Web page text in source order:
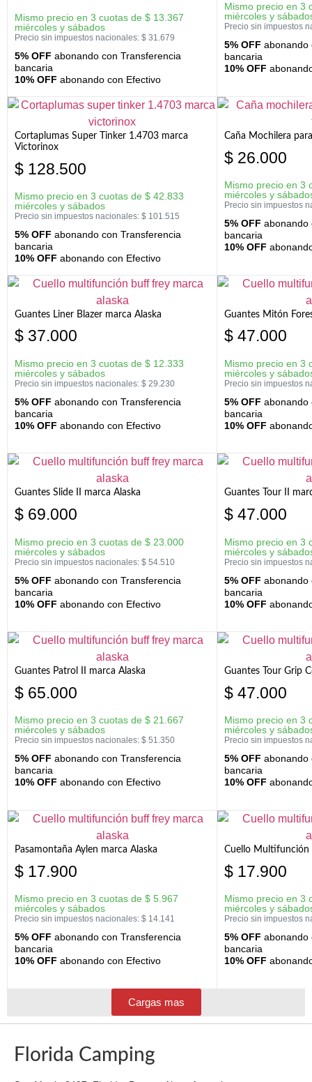
Mismo precio en 3 cuotas de $ 13.367
miércoles y sábados
Precio sin impuestos nacionales: $ 31.679
5% OFF abonando con Transferencia
bancaria
10% OFF abonando con Efectivo
Mismo precio en 3
miércoles y
Precio sin impuestos
5% OFF abonando
bancaria
10% OFF
Cortaplumas Super Tinker 1.4703 marca
Victorinox
$ 128.500
Mismo precio en 3 cuotas de $ 42.833
miércoles y sábados
Precio sin impuestos nacionales: $ 101.515
5% OFF abonando con Transferencia
bancaria
10% OFF abonando con Efectivo
Caña Mochilera
$ 26.000
Mismo precio en 3
miércoles y
Precio sin impuestos
5% OFF abonando
bancaria
10% OFF
Guantes Liner Blazer marca Alaska
$ 37.000
Mismo precio en 3 cuotas de $ 12.333
miércoles y sábados
Precio sin impuestos nacionales: $ 29.230
5% OFF abonando con Transferencia
bancaria
10% OFF abonando con Efectivo
Guantes Mitón
$ 47.000
Mismo precio en 3
miércoles y
Precio sin impuestos
5% OFF abonando
bancaria
10% OFF
Guantes Slide II marca Alaska
$ 69.000
Mismo precio en 3 cuotas de $ 23.000
miércoles y sábados
Precio sin impuestos nacionales: $ 54.510
5% OFF abonando con Transferencia
bancaria
10% OFF abonando con Efectivo
Guantes Tour II
$ 47.000
Mismo precio en 3
miércoles y
Precio sin impuestos
5% OFF abonando
bancaria
10% OFF
Guantes Patrol II marca Alaska
$ 65.000
Mismo precio en 3 cuotas de $ 21.667
miércoles y sábados
Precio sin impuestos nacionales: $ 51.350
5% OFF abonando con Transferencia
bancaria
10% OFF abonando con Efectivo
Guantes Tour Grip
$ 47.000
Mismo precio en 3
miércoles y
Precio sin impuestos
5% OFF abonando
bancaria
10% OFF
Pasamontaña Aylen marca Alaska
$ 17.900
Mismo precio en 3 cuotas de $ 5.967
miércoles y sábados
Precio sin impuestos nacionales: $ 14.141
5% OFF abonando con Transferencia
bancaria
10% OFF abonando con Efectivo
Cuello Multifunción
$ 17.900
Mismo precio en 3
miércoles y
Precio sin impuestos
5% OFF abonando
bancaria
10% OFF
Cargas mas
Florida Camping